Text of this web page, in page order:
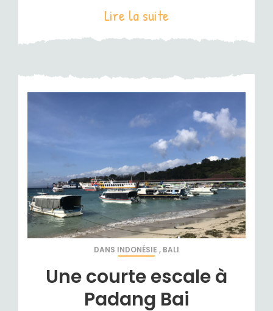
Lire la suite
DANS INDONÉSIE , BALI
Une courte escale à
Padang Bai